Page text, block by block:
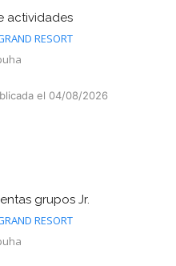
actividades
RESORT
el 04/08/2026
grupos Jr.
RESORT